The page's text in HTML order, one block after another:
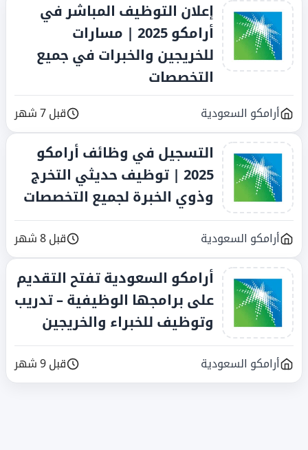
إعلان التوظيف المباشر في
أرامكو 2025 | مسارات
للخريجين والخبرات في جميع
التخصصات
أرامكو السعودية قبل 7 شهر
التسجيل في وظائف أرامكو
2025 | توظيف حديثي التخرج
وذوي الخبرة لجميع التخصصات
أرامكو السعودية قبل 8 شهر
أرامكو السعودية تفتح التقديم
على برامجها الوظيفية – تدريب
وتوظيف للخبراء والخريجين
أرامكو السعودية قبل 9 شهر